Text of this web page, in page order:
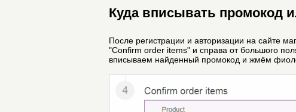
Куда вписывать промокод
После регистрации и авторизации на сайте
"Confirm order items" и справа от большого
вписываем найденный промокод и жмём